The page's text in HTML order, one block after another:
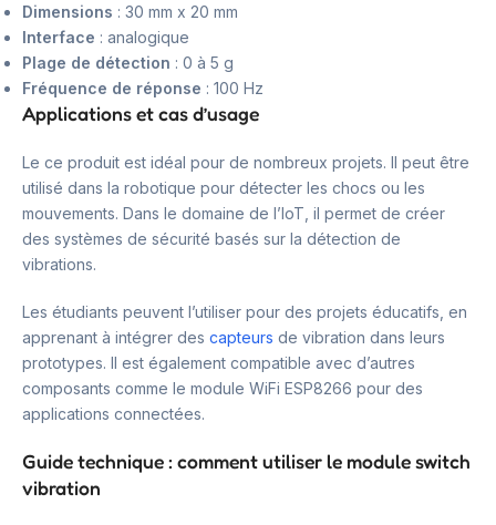
Dimensions : 30 mm x 20 mm
Interface : analogique
Plage de détection : 0 à 5 g
Fréquence de réponse : 100 Hz
Applications et cas d’usage
Le ce produit est idéal pour de nombreux projets. Il peut être
utilisé dans la robotique pour détecter les chocs ou les
mouvements. Dans le domaine de l’IoT, il permet de créer
des systèmes de sécurité basés sur la détection de
vibrations.
Les étudiants peuvent l’utiliser pour des projets éducatifs, en
apprenant à intégrer des capteurs de vibration dans leurs
prototypes. Il est également compatible avec d’autres
composants comme le module WiFi ESP8266 pour des
applications connectées.
Guide technique : comment utiliser le module switch
vibration